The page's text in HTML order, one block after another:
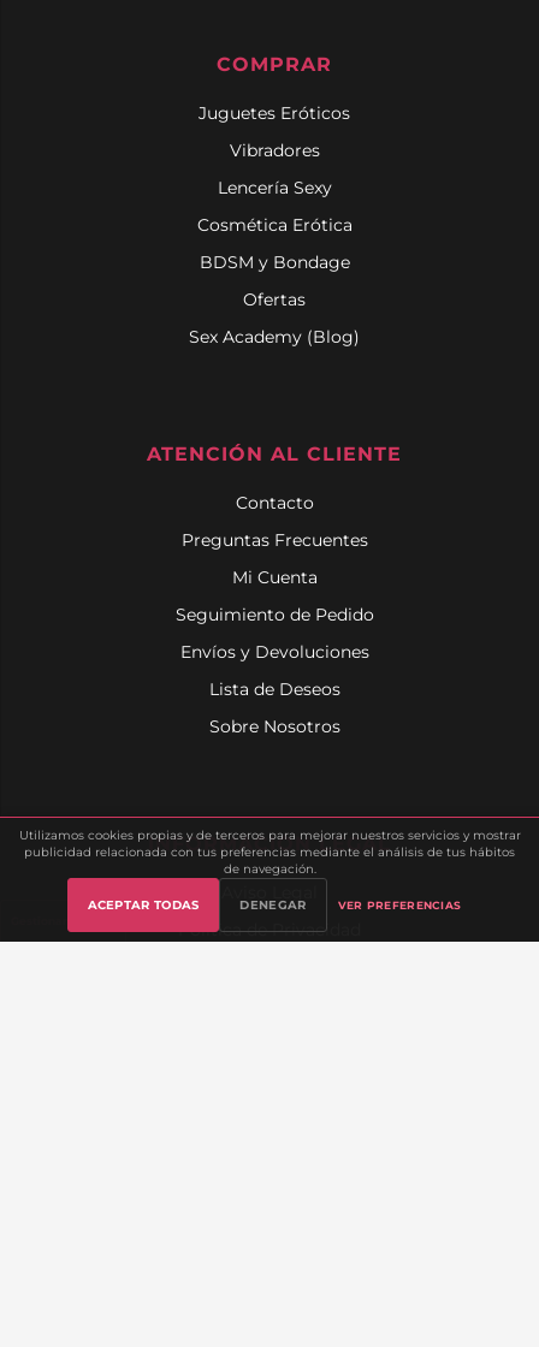
Utilizamos cookies propias y de terceros para mejorar nuestros servicios y mostrar
publicidad relacionada con tus preferencias mediante el análisis de tus hábitos
de navegación.
ACEPTAR TODAS DENEGAR VER PREFERENCIAS
COMPRAR
Juguetes Eróticos
Vibradores
Lencería Sexy
Cosmética Erótica
BDSM y Bondage
Ofertas
Sex Academy (Blog)
ATENCIÓN AL CLIENTE
Contacto
Preguntas Frecuentes
Mi Cuenta
Seguimiento de Pedido
Envíos y Devoluciones
Lista de Deseos
Sobre Nosotros
INFORMACIÓN LEGAL
Política de Privacidad